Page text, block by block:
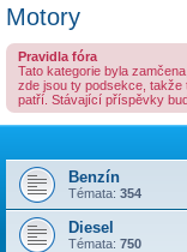
Motory
Pravidla fóra
Tato kategorie byla
zde jsou ty podsekce,
patří. Stávající příspěvky
Benzín
Témata: 354
Diesel
Témata: 750